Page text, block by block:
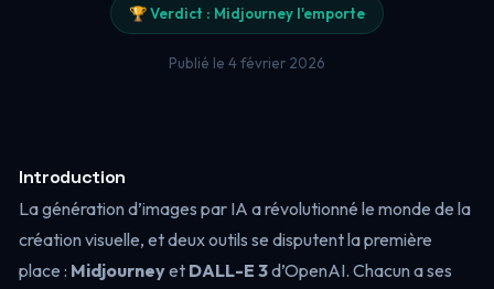
🏆 Verdict : Midjourney l'emporte
Publié le 4 février 2026
Introduction
La génération d’images par IA a révolutionné le monde de la
création visuelle, et deux outils se disputent la première
place : Midjourneyet DALL-E 3d’OpenAI. Chacun a ses